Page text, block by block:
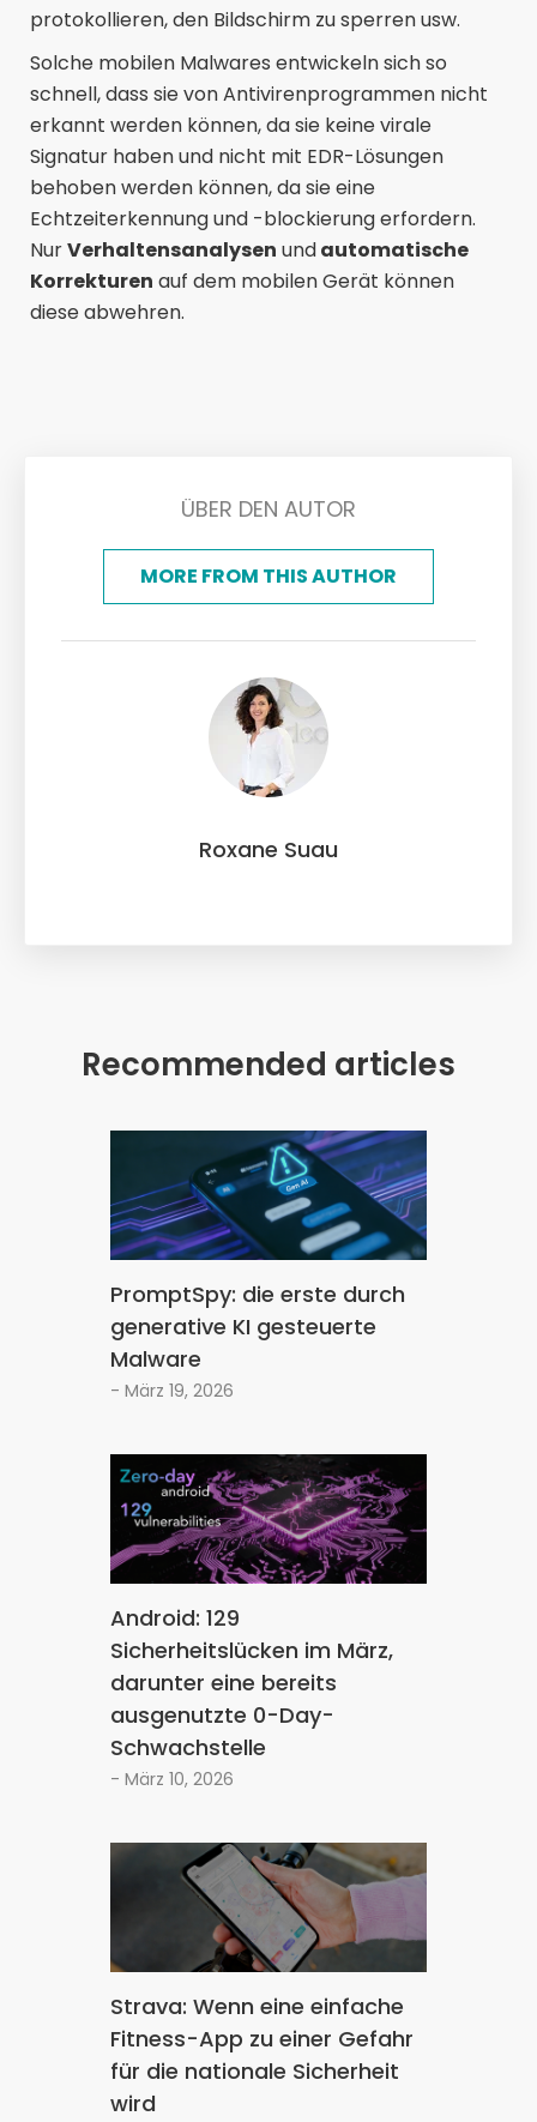
protokollieren, den Bildschirm zu sperren usw.
Solche mobilen Malwares entwickeln sich so
schnell, dass sie von Antivirenprogrammen nicht
erkannt werden können, da sie keine virale
Signatur haben und nicht mit EDR-Lösungen
behoben werden können, da sie eine
Echtzeiterkennung und -blockierung erfordern.
NurVerhaltensanalysen undautomatische
Korrekturen auf dem mobilen Gerät können
diese abwehren.
ÜBER DEN AUTOR
MORE FROM THIS AUTHOR
Roxane Suau
Recommended articles
PromptSpy: die erste durch
generative KI gesteuerte
Malware
- März 19, 2026
Android: 129
Sicherheitslücken im März,
darunter eine bereits
ausgenutzte 0-Day-
Schwachstelle
- März 10, 2026
Strava: Wenn eine einfache
Fitness-App zu einer Gefahr
für die nationale Sicherheit
wird